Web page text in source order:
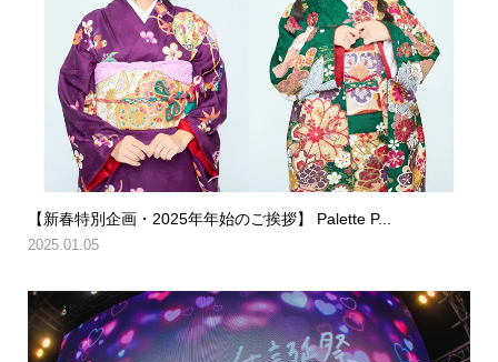
【新春特別企画・2025年年始のご挨拶】 Palette P...
2025.01.05